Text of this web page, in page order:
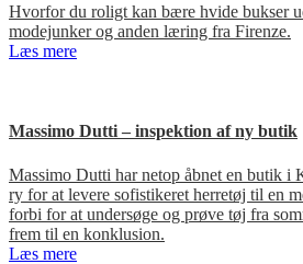
Hvorfor du roligt kan bære hvide bukser
modejunker og anden læring fra Firenze.
Læs mere
Massimo Dutti – inspektion af ny butik
Massimo Dutti har netop åbnet en butik i
ry for at levere sofistikeret herretøj til en
forbi for at undersøge og prøve tøj fra
frem til en konklusion.
Læs mere